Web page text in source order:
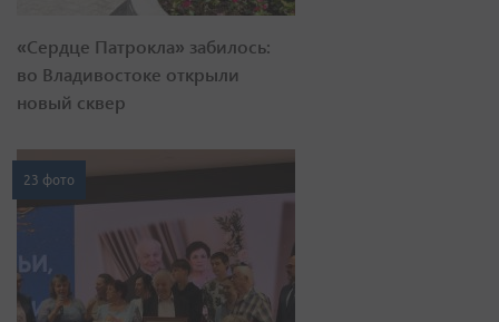
«Сердце Патрокла» забилось:
во Владивостоке открыли
новый сквер
23 фото